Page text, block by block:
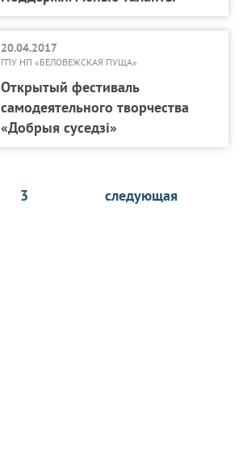
20.04.2017
ГПУ НП «БЕЛОВЕЖСКАЯ ПУЩА»
Открытый фестиваль
самодеятельного творчества
«Добрыя суседзi»
3 следующая